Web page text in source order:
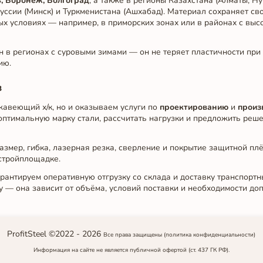
(Минск) и Туркменистана (Ашхабад). Материал сохраняет
условиях — например, в приморских зонах или в районах с
регионах с суровыми зимами — он не теряет пластичности
х/к, но и оказываем услуги по проектированиюи
марку стали, рассчитать нагрузки и предложить
гибка, лазерная резка, сверление и покрытие защитной
оперативную отгрузку со склада и доставку
она зависит от объёма, условий поставки и необходимости
ProfitSteel ©2022 - 2026 Все права защищены (политика конфиденциальности)
Информация на сайте не является публичной офертой (ст. 437 ГК РФ).